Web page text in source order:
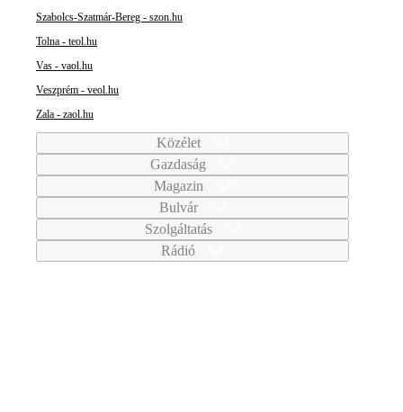
Szabolcs-Szatmár-Bereg - szon.hu
Tolna - teol.hu
Vas - vaol.hu
Veszprém - veol.hu
Zala - zaol.hu
Közélet
Gazdaság
Magazin
Bulvár
Szolgáltatás
Rádió